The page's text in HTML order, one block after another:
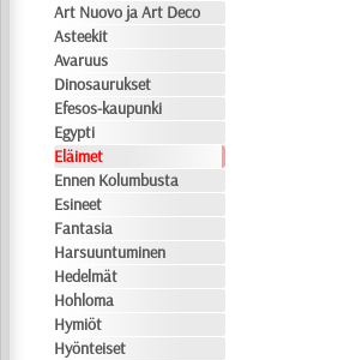
Art Nuovo ja Art Deco
Asteekit
Avaruus
Dinosaurukset
Efesos-kaupunki
Egypti
Eläimet
Ennen Kolumbusta
Esineet
Fantasia
Harsuuntuminen
Hedelmät
Hohloma
Hymiöt
Hyönteiset